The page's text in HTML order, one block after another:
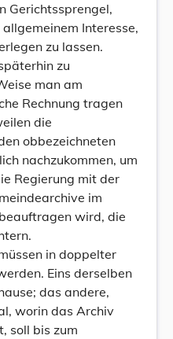
Gerichtssprengel,
Interesse,
zu lassen.
zu
man am
Rechnung tragen
die
obbezeichneten
nachzukommen, um
Regierung mit der
im
wird, die
in doppelter
Eins derselben
das andere,
worin das Archiv
soll bis zum